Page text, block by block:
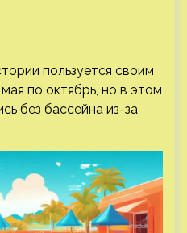
пользуется своим
по октябрь, но в этом
без бассейна из-за